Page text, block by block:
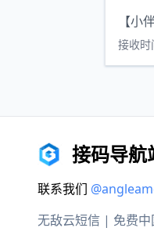
【小
接收
接码导航
联系我们
无敌云短信 | 免费中